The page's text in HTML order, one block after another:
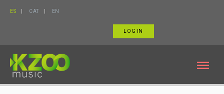
ES CAT EN
LOG IN